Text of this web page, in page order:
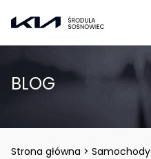
BLOG
Strona główna > Samochody